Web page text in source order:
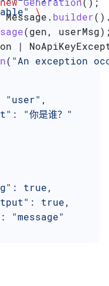
Message . builder
(gen,
|
( "An exception
\
"user",
"你是谁？"
true,
true,
"message"